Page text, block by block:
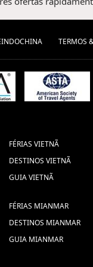
TERMOS
FÉRIAS VIETNÃ
DESTINOS VIETNÃ
GUIA VIETNÃ
FÉRIAS MIANMAR
DESTINOS MIANMAR
GUIA MIANMAR